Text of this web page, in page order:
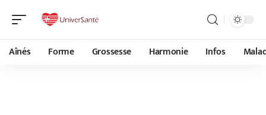
Aînés Forme Grossesse Harmonie Infos